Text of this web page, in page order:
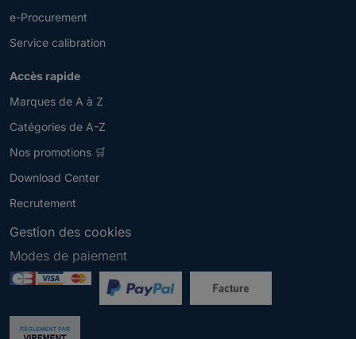
e-Procurement
Service calibration
Accès rapide
Marques de A à Z
Catégories de A-Z
Nos promotions 🛒
Download Center
Recrutement
Gestion des cookies
Newsletter
e
Modes de paiement